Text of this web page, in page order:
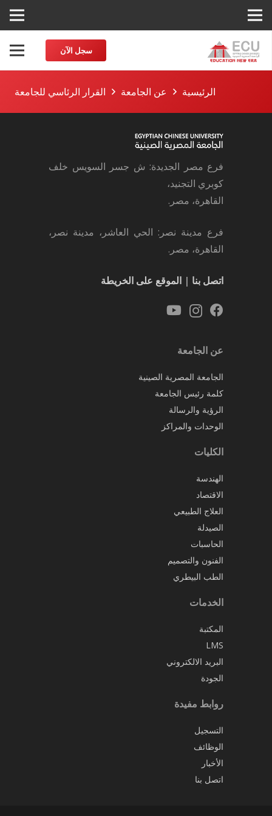
سجل الآن
الرئيسية عن الجامعة القرار الرئاسي للجامعة
فرع مصر الجديدة: ش جسر السويس خلف
كوبري التجنيد،
القاهرة، مصر.
فرع مدينة نصر: الحي العاشر، مدينة نصر،
القاهرة، مصر.
اتصل بنا | الموقع على الخريطة
عن الجامعة
الجامعة المصرية الصينية
كلمة رئيس الجامعة
الرؤية والرسالة
الوحدات والمراكز
الكليات
الهندسة
الاقتصاد
العلاج الطبيعي
الصيدلة
الحاسبات
الفنون والتصميم
الطب البيطري
الخدمات
المكتبة
LMS
البريد الالكتروني
الجودة
روابط مفيدة
التسجيل
الوظائف
الأخبار
اتصل بنا